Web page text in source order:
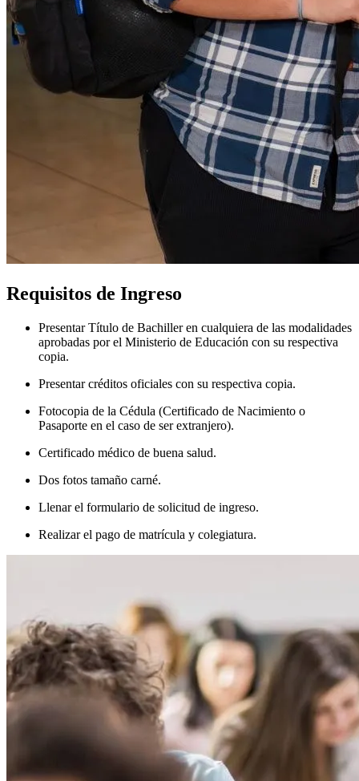
Requisitos de Ingreso
Presentar Título de Bachiller en cualquiera de las modalidades
aprobadas por el Ministerio de Educación con su respectiva
copia.
Presentar créditos oficiales con su respectiva copia.
Fotocopia de la Cédula (Certificado de Nacimiento o
Pasaporte en el caso de ser extranjero).
Certificado médico de buena salud.
Dos fotos tamaño carné.
Llenar el formulario de solicitud de ingreso.
Realizar el pago de matrícula y colegiatura.